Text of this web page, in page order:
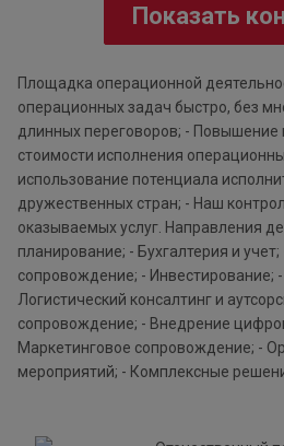
Показать
Площадка операционной
операционных задач быстро, без
длинных переговоров; - Повышение
стоимости исполнения
использование потенциала
дружественных стран; - Наш
оказываемых услуг. Направления
планирование; - Бухгалтерия и
сопровождение; - Инвестирование;
Логистический консалтинг и
сопровождение; - Внедрение
Маркетинговое сопровождение; -
мероприятий; - Комплексные